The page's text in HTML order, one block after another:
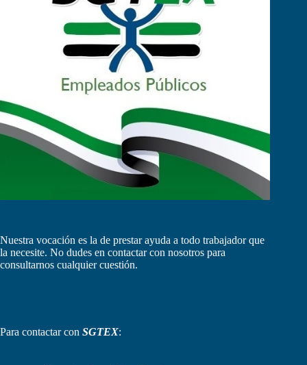
Nuestra vocación es la de prestar ayuda a todo trabajador que
la necesite. No dudes en contactar con nosotros para
consultarnos cualquier cuestión.
Para contactar con SGTEX: